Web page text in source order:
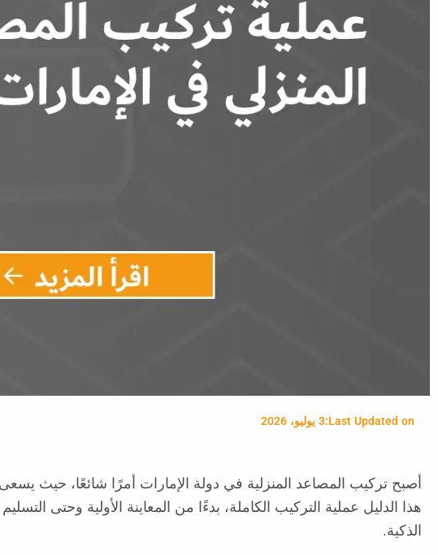
Last Updated on: 3 يوليو، 2026
أصبح تركيب المصاعد المنزلية في دولة الإمارات أمرًا شائعًا، حيث
هذا الدليل عملية التركيب الكاملة، بدءًا من المعاينة الأولية وحتى
الذكية.